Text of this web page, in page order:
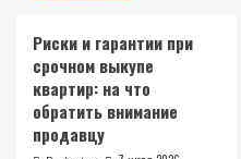
Риски и гарантии при
срочном выкупе
квартир: на что
обратить внимание
продавцу